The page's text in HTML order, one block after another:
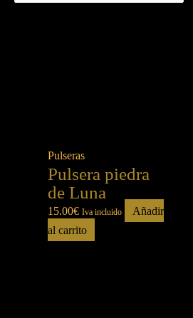
Pulseras
Pulsera piedra
de Luna
15.00€ Iva incluido
Añadir
al carrito